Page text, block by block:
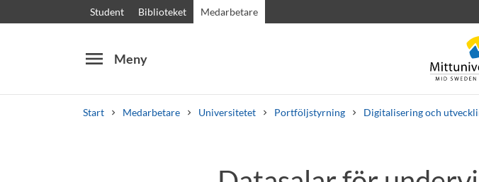
Student Biblioteket Medarbetare
menu Meny
Start Medarbetare Universitetet Portföljstyrning Digitalisering och